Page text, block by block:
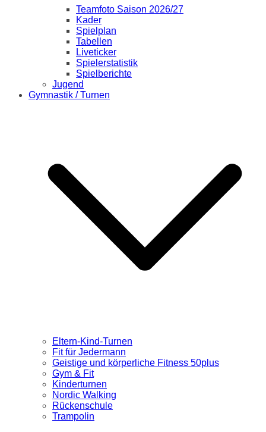
Teamfoto Saison 2026/27
Kader
Spielplan
Tabellen
Liveticker
Spielerstatistik
Spielberichte
Jugend
Gymnastik / Turnen
Eltern-Kind-Turnen
Fit für Jedermann
Geistige und körperliche Fitness 50plus
Gym & Fit
Kinderturnen
Nordic Walking
Rückenschule
Trampolin